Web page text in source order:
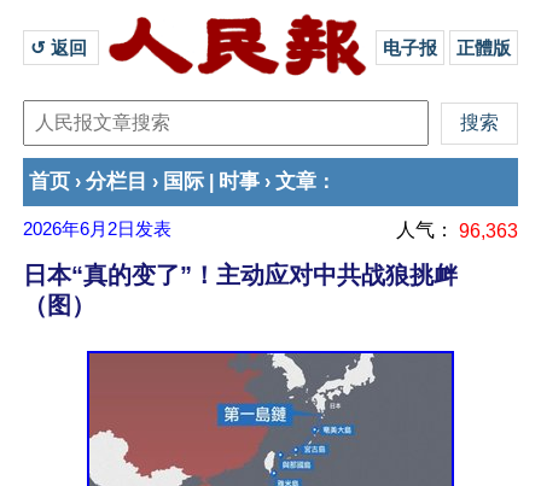
↺ 返回 电子报 正體版
首页 › 分栏目 › 国际 时事 › 文章 ：
2026年6月2日 发表 人气： 96,363
日本“真的变了”！主动应对中共战狼挑衅
（图）